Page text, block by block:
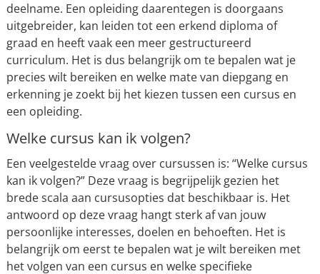
deelname. Een opleiding daarentegen is doorgaans
uitgebreider, kan leiden tot een erkend diploma of
graad en heeft vaak een meer gestructureerd
curriculum. Het is dus belangrijk om te bepalen wat je
precies wilt bereiken en welke mate van diepgang en
erkenning je zoekt bij het kiezen tussen een cursus en
een opleiding.
Welke cursus kan ik volgen?
Een veelgestelde vraag over cursussen is: “Welke cursus
kan ik volgen?” Deze vraag is begrijpelijk gezien het
brede scala aan cursusopties dat beschikbaar is. Het
antwoord op deze vraag hangt sterk af van jouw
persoonlijke interesses, doelen en behoeften. Het is
belangrijk om eerst te bepalen wat je wilt bereiken met
het volgen van een cursus en welke specifieke